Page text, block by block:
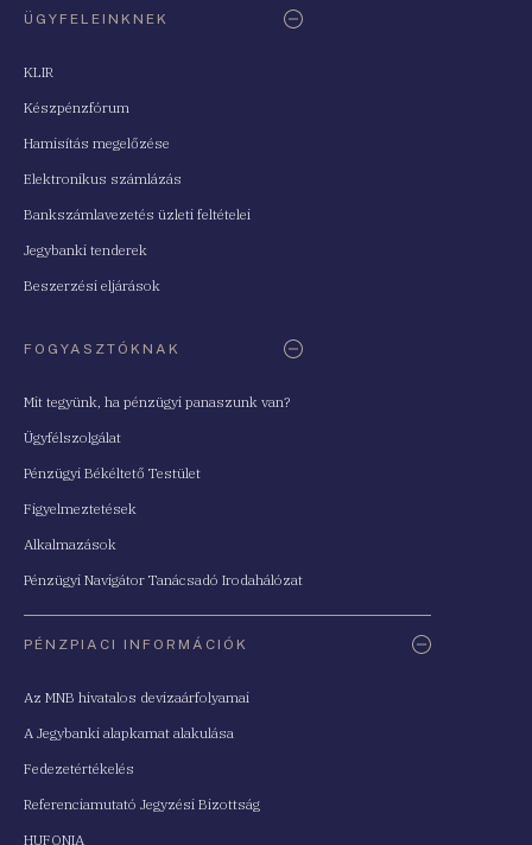
ÜGYFELEINKNEK
KLIR
Készpénzfórum
Hamisítás megelőzése
Elektronikus számlázás
Bankszámlavezetés üzleti feltételei
Jegybanki tenderek
Beszerzési eljárások
FOGYASZTÓKNAK
Mit tegyünk, ha pénzügyi panaszunk van?
Ügyfélszolgálat
Pénzügyi Békéltető Testület
Figyelmeztetések
Alkalmazások
Pénzügyi Navigátor Tanácsadó Irodahálózat
PÉNZPIACI INFORMÁCIÓK
Az MNB hivatalos devizaárfolyamai
A Jegybanki alapkamat alakulása
Fedezetértékelés
Referenciamutató Jegyzési Bizottság
HUFONIA